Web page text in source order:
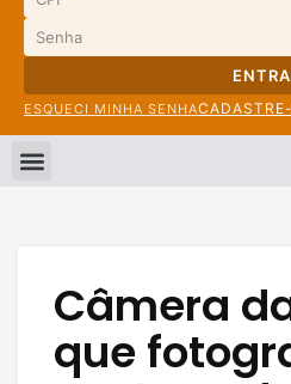
ESQUECI MINHA SENHA
Câmera
que